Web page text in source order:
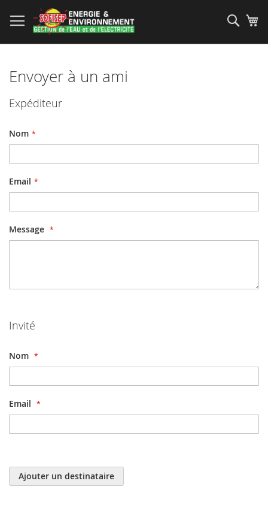
au
contenu
Envoyer à un ami
Expéditeur
Nom
Email
Message
Invité
Nom
Email
Ajouter un destinataire